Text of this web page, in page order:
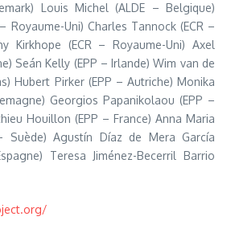
Louis Michel (ALDE – Belgique)
Royaume-Uni) Charles Tannock (ECR –
Kirkhope (ECR – Royaume-Uni) Axel
Seán Kelly (EPP – Irlande) Wim van de
Hubert Pirker (EPP – Autriche) Monika
Georgios Papanikolaou (EPP –
Houillon (EPP – France) Anna Maria
Suède) Agustín Díaz de Mera García
Teresa Jiménez-Becerril Barrio